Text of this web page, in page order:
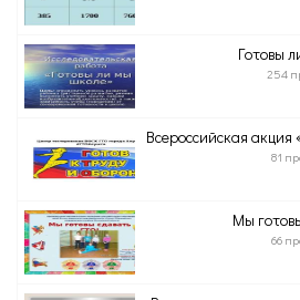
Готовы
254
Всероссийская
81
Мы
66